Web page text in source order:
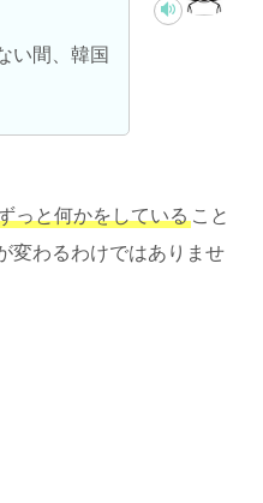
い間、韓国
っと何かをしている こと
変わるわけではありませ